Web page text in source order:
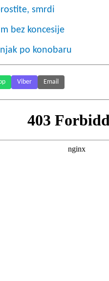
smrdi
bez koncesije
po konobaru
Viber Email